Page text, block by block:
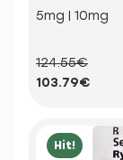
5mg | 10mg
124.55€
103.79€
Hit!